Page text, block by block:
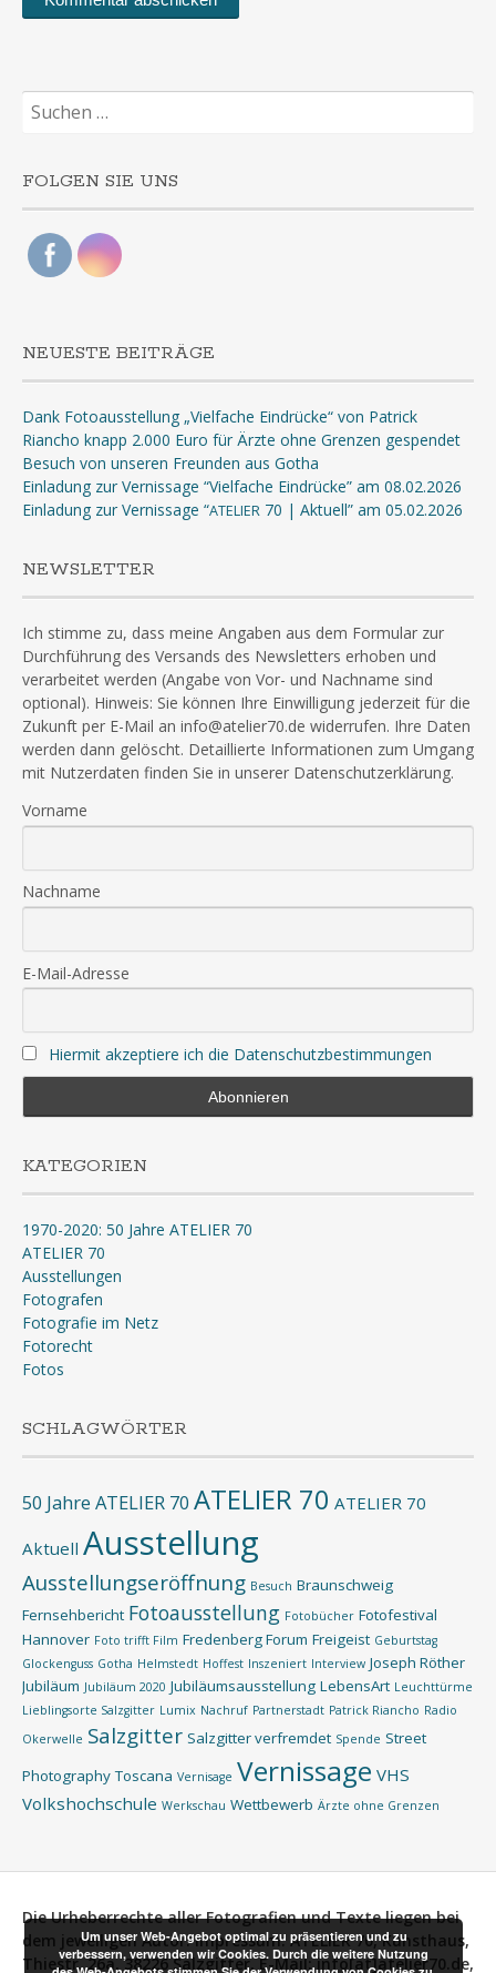
Suchen
nach:
FOLGEN SIE UNS
NEUESTE BEITRÄGE
Dank Fotoausstellung „Vielfache Eindrücke“ von Patrick
Riancho knapp 2.000 Euro für Ärzte ohne Grenzen gespendet
Besuch von unseren Freunden aus Gotha
Einladung zur Vernissage “Vielfache Eindrücke” am 08.02.2026
Einladung zur Vernissage “ATELIER 70 | Aktuell” am 05.02.2026
NEWSLETTER
Ich stimme zu, dass meine Angaben aus dem Formular zur
Durchführung des Versands des Newsletters erhoben und
verarbeitet werden (Angabe von Vor- und Nachname sind
optional). Hinweis: Sie können Ihre Einwilligung jederzeit für die
Zukunft per E-Mail an info@atelier70.de widerrufen. Ihre Daten
werden dann gelöscht. Detaillierte Informationen zum Umgang
mit Nutzerdaten finden Sie in unserer Datenschutzerklärung.
Vorname
Nachname
E-Mail-Adresse
Hiermit akzeptiere ich die Datenschutzbestimmungen
KATEGORIEN
1970-2020: 50 Jahre ATELIER 70
ATELIER 70
Ausstellungen
Fotografen
Fotografie im Netz
Fotorecht
Fotos
SCHLAGWÖRTER
50 Jahre ATELIER 70 ATELIER 70 ATELIER 70
Aktuell Ausstellung
Ausstellungseröffnung Besuch Braunschweig
Fernsehbericht Fotoausstellung Fotobücher Fotofestival
Hannover Foto trifft Film Fredenberg Forum Freigeist Geburtstag
Glockenguss Gotha Helmstedt Hoffest Inszeniert Interview Joseph Röther
Jubiläum Jubiläum 2020 Jubiläumsausstellung LebensArt Leuchttürme
Lieblingsorte Salzgitter Lumix Nachruf Partnerstadt Patrick Riancho Radio
Okerwelle Salzgitter Salzgitter verfremdet Spende Street
Photography Toscana Vernisage Vernissage VHS
Volkshochschule Werkschau Wettbewerb Ärzte ohne Grenzen
Die Urheberrechte aller Fotografien und Texte liegen bei
dem jeweiligen Autor.Impressum: ATELIER 70, Kunsthaus,
Thiestr. 26a, 38226 Salzgitter, E-Mail: info[at]atelier70.de,
Um unser Web-Angebot optimal zu präsentieren und zu
verbessern, verwenden wir Cookies. Durch die weitere Nutzung